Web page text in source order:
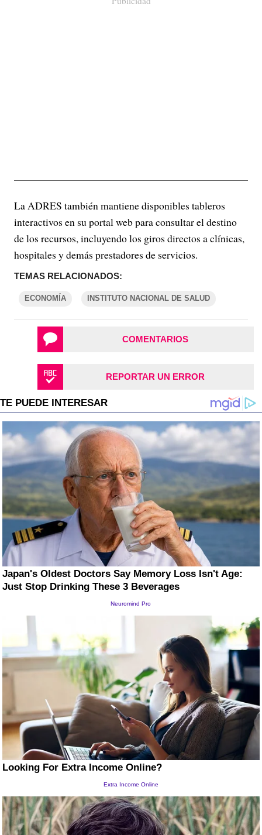
La ADRES también mantiene disponibles tableros
interactivos en su portal web para consultar el destino
de los recursos, incluyendo los giros directos a clínicas,
hospitales y demás prestadores de servicios.
TEMAS RELACIONADOS:
ECONOMÍA INSTITUTO NACIONAL DE SALUD
COMENTARIOS
REPORTAR UN ERROR